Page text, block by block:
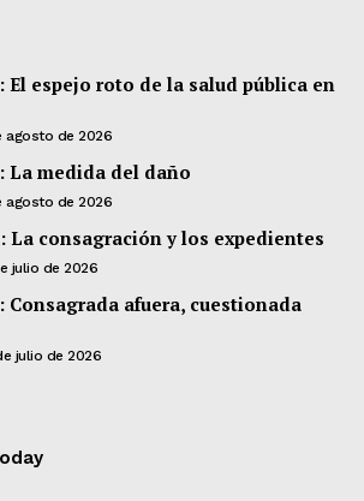
El espejo roto de la salud pública en
agosto de 2026
La medida del daño
agosto de 2026
La consagración y los expedientes
julio de 2026
Consagrada afuera, cuestionada
julio de 2026